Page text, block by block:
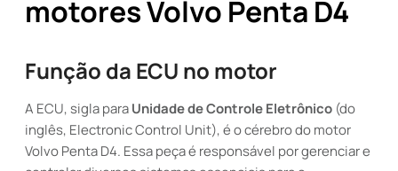
motores Volvo Penta D4
Função da ECU no motor
A ECU, sigla paraUnidade de Controle Eletrônico (do
inglês, Electronic Control Unit), é o cérebro do motor
Volvo Penta D4. Essa peça é responsável por gerenciar e